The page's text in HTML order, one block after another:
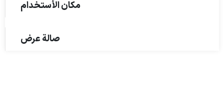
مكان الأستخدام
صالة عرض